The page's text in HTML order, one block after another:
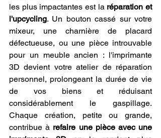
les plus impactantes est la réparation et
l'upcycling. Un bouton cassé sur votre
mixeur, une charnière de placard
défectueuse, ou une pièce introuvable
pour un meuble ancien : l'imprimante
3D devient votre atelier de réparation
personnel, prolongeant la durée de vie
de vos biens et réduisant
considérablement le gaspillage.
Chaque création, petite ou grande,
contribue à refaire une pièce avec une